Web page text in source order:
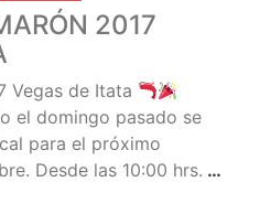
2017
Vegas de Itata
el domingo pasado se
para el próximo
Desde las 10:00 hrs. …